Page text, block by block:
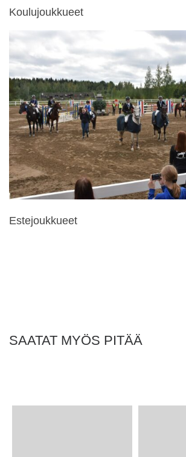
Koulujoukkueet
Estejoukkueet
SAATAT MYÖS PITÄÄ